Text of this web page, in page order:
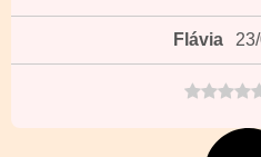
Flávia